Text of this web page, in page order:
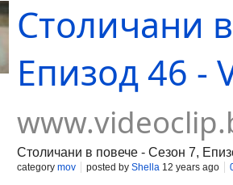
Столичани
Епизод 46 -
Столичани в повече - Сезон 7,
category mov posted by Shella 12 years ago